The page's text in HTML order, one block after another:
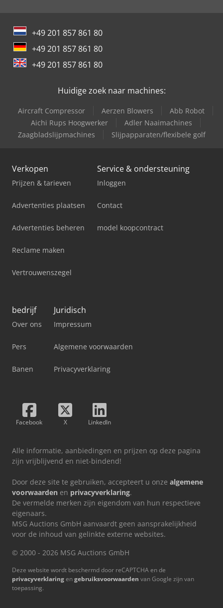
+49 201 857 861 80
+49 201 857 861 80
+49 201 857 861 80
Huidige zoek naar machines:
Aircraft Compressor Aerzen Blowers
Abb Robot
Aichi Rups Hoogwerker
Adler Naaimachines
Zaagbladslijpmachines
Slijpapparaten/flexibele golf
Verkopen
Prijzen & tarieven
Advertenties plaatsen
Advertenties beheren
Reclame maken
Vertrouwenszegel
Service & ondersteuning
Inloggen
Contact
model koopcontract
bedrijf
Over ons
Pers
Banen
Juridisch
Impressum
Algemene voorwaarden
Privacyverklaring
Facebook X LinkedIn
Alle informatie, aanbiedingen en prijzen op deze pagina
zijn vrijblijvend en niet-bindend!
Door deze site te gebruiken, accepteert u onze algemene
voorwaarden en privacyverklaring.
De vermelde merken zijn eigendom van hun respectieve
eigenaars.
MSG Auctions GmbH aanvaardt geen aansprakelijkheid
voor de inhoud van gelinkte externe websites.
© 2000 - 2026 MSG Auctions GmbH
Deze website wordt beschermd door reCAPTCHA en de
privacyverklaringengebruiksvoorwaarden van Google zijn van
toepassing.